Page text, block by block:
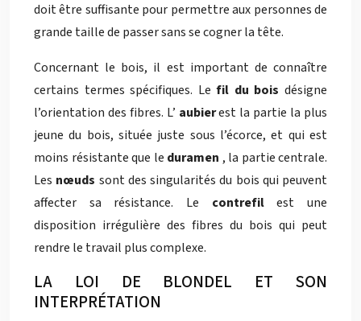
doit être suffisante pour permettre aux personnes de
grande taille de passer sans se cogner la tête.
Concernant le bois, il est important de connaître
certains termes spécifiques. Lefil du boisdésigne
l’orientation des fibres. L’ aubierest la partie la plus
jeune du bois, située juste sous l’écorce, et qui est
moins résistante que le duramen , la partie centrale.
Les nœuds sont des singularités du bois qui peuvent
affecter sa résistance. Le contrefilest une
disposition irrégulière des fibres du bois qui peut
rendre le travail plus complexe.
LA LOI DE BLONDEL ET SON
INTERPRÉTATION